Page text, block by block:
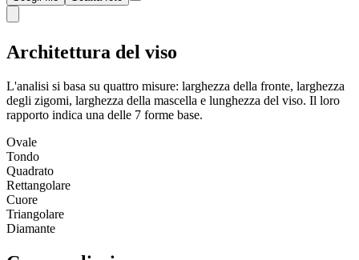
Architettura del viso
L'analisi si basa su quattro misure: larghezza della fronte, larghezza
degli zigomi, larghezza della mascella e lunghezza del viso. Il loro
rapporto indica una delle 7 forme base.
Ovale
Tondo
Quadrato
Rettangolare
Cuore
Triangolare
Diamante